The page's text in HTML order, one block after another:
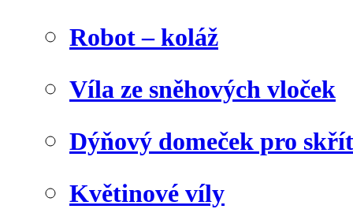
Robot – koláž
Víla ze sněhových vloček
Dýňový domeček pro
Květinové víly